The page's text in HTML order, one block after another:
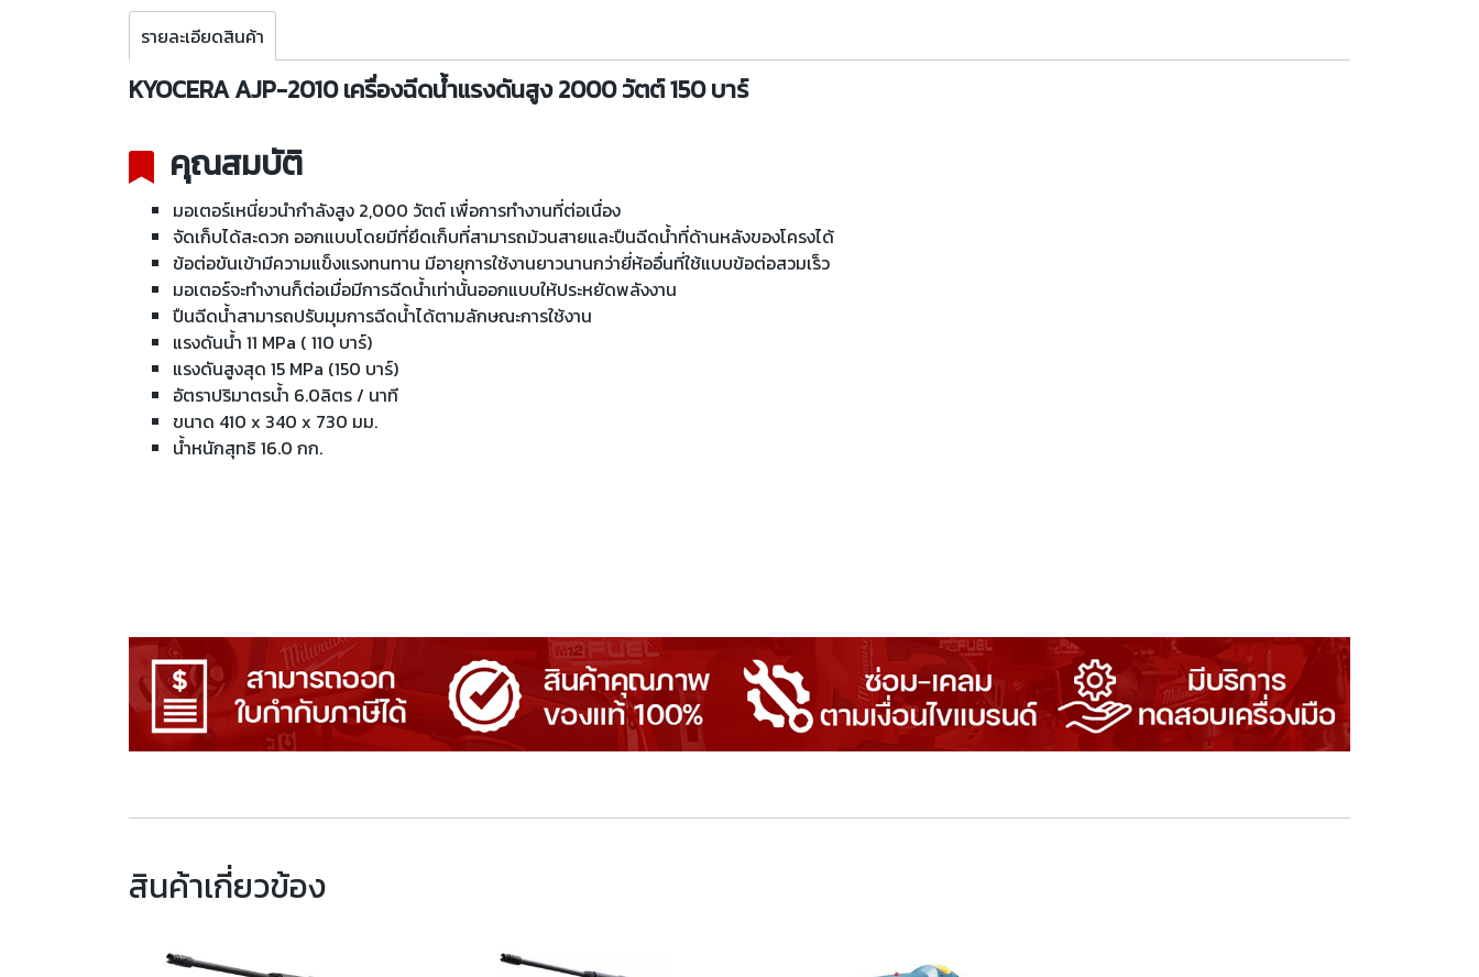
รายละเอียดสินค้า
KYOCERA AJP-2010 เครื่องฉีดน้ำแรงดันสูง 2000 วัตต์ 150 บาร์
คุณสมบัติ
มอเตอร์เหนี่ยวนำกำลังสูง 2,000 วัตต์ เพื่อการทำงานที่ต่อเนื่อง
จัดเก็บได้สะดวก ออกแบบโดยมีที่ยึดเก็บที่สามารถม้วนสายและปืนฉีดน้ำที่ด้านหลังของโครงได้
ข้อต่อขันเข้ามีความแข็งแรงทนทาน มีอายุการใช้งานยาวนานกว่ายี่ห้ออื่นที่ใช้แบบข้อต่อสวมเร็ว
มอเตอร์จะทำงานก็ต่อเมื่อมีการฉีดน้ำเท่านั้นออกแบบให้ประหยัดพลังงาน
ปืนฉีดน้ำสามารถปรับมุมการฉีดน้ำได้ตามลักษณะการใช้งาน
แรงดันน้ำ 11 MPa ( 110 บาร์)
แรงดันสูงสุด 15 MPa (150 บาร์)
อัตราปริมาตรน้ำ 6.0ลิตร / นาที
ขนาด 410 x 340 x 730 มม.
น้ำหนักสุทธิ 16.0 กก.
สินค้าเกี่ยวข้อง